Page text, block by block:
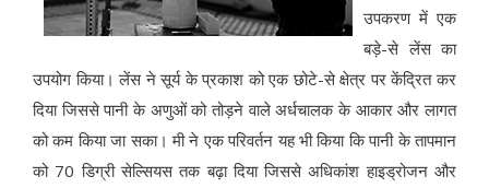
उपकरण में एक
बड़े-से लेंस का
उपयोग किया। लेंस ने सूर्य के प्रकाश को एक छोटे-से क्षेत्र पर केंद्रित कर
दिया जिससे पानी के अणुओं को तोड़ने वाले अर्धचालक के आकार और लागत
को कम किया जा सका। मी ने एक परिवर्तन यह भी किया कि पानी के तापमान
को 70 डिग्री सेल्सियस तक बढ़ा दिया जिससे अधिकांश हाइड्रोजन और